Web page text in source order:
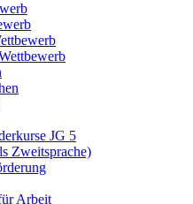
JG 5
Zweitsprache)
Arbeit